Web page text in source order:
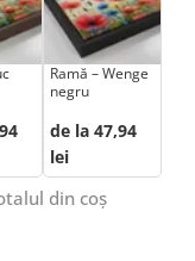
Ramă – Wenge
negru
de la 47,94
lei
din coș